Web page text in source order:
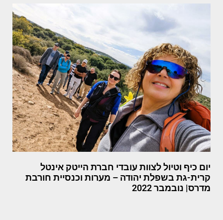
יום כיף וטיול לצוות עובדי חברת הייטק אינטל
קרית-גת בשפלת יהודה – מערות וכנסיית חורבת
מדרס| נובמבר 2022